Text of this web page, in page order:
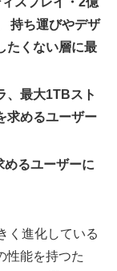
持ち運びやデザ
たくない層に最
、最大1TBスト
求めるユーザー
るユーザーに
く進化している
性能を持つた